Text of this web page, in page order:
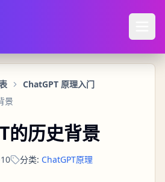
ChatGPT 原理入门
景
的历史背景
分类: ChatGPT原理